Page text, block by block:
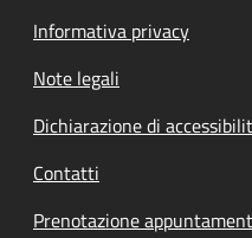
Informativa privacy
Note legali
Dichiarazione di
Contatti
Prenotazione